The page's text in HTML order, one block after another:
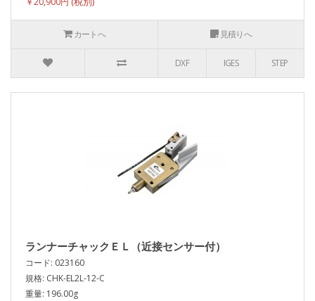
カートへ 見積りへ
DXF IGES STEP
ランナーチャックＥＬ（近接センサー付）
コード: 023160
規格: CHK-EL2L-12-C
重量: 196.00g